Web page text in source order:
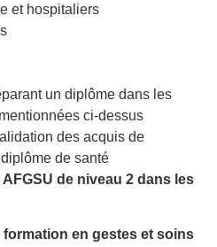
et hospitaliers
un diplôme dans les
ci-dessus
des acquis de
diplôme de santé
de niveau 2 dans les
formation en gestes et soins